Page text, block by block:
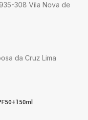
308 Vila Nova de
da Cruz Lima